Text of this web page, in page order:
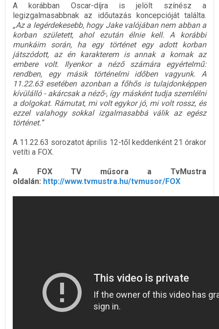
A korábban Oscar-díjra is jelölt színész a
legizgalmasabbnak az időutazás koncepcióját találta.
„Az a legérdekesebb, hogy Jake valójában nem abban a
korban született, ahol ezután élnie kell. A korábbi
munkáim során, ha egy történet egy adott korban
játszódott, az én karakterem is annak a kornak az
embere volt. Ilyenkor a néző számára egyértelmű:
rendben, egy másik történelmi időben vagyunk. A
11.22.63 esetében azonban a főhős is tulajdonképpen
kívülálló - akárcsak a néző-, így másként tudja szemlélni
a dolgokat. Rámutat, mi volt egykor jó, mi volt rossz, és
ezzel valahogy sokkal izgalmasabbá válik az egész
történet.”
A 11.22.63 sorozatot április 12-től keddenként 21 órakor
vetíti a FOX.
A FOX TV műsora a TvMustra
oldalán: http://www.tvmustra.hu/tvmusor/FOX